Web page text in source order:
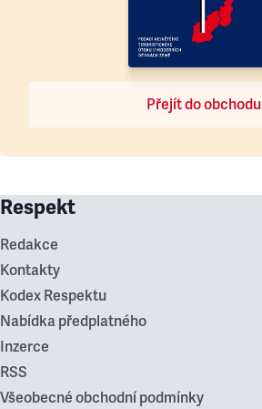
Přejít do obchodu
Respekt
Redakce
Kontakty
Kodex Respektu
Nabídka předplatného
Inzerce
RSS
Všeobecné obchodní podmínky